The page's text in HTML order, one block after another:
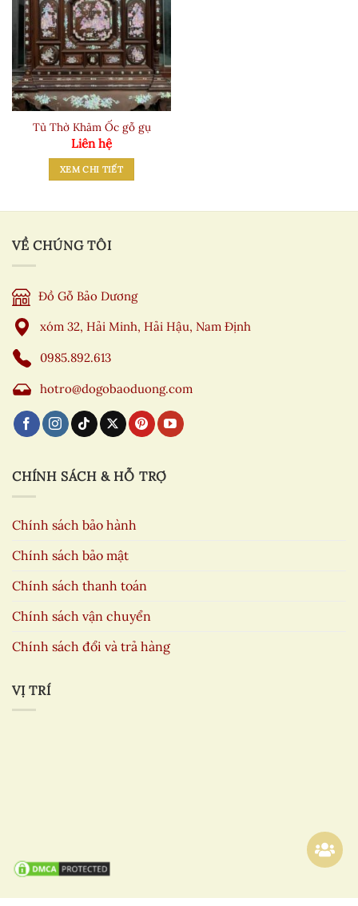
Tủ Thờ Khảm Ốc gỗ gụ
Liên hệ
XEM CHI TIẾT
VỀ CHÚNG TÔI
Đồ Gỗ Bảo Dương
xóm 32, Hải Minh, Hải Hậu, Nam Định
0985.892.613
hotro@dogobaoduong.com
CHÍNH SÁCH & HỖ TRỢ
Chính sách bảo hành
Chính sách bảo mật
Chính sách thanh toán
Chính sách vận chuyển
Chính sách đổi và trả hàng
VỊ TRÍ